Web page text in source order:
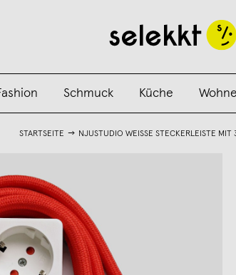
Schmuck Küche
STARTSEITE NJUSTUDIO WEISSE STECKERLEISTE MIT